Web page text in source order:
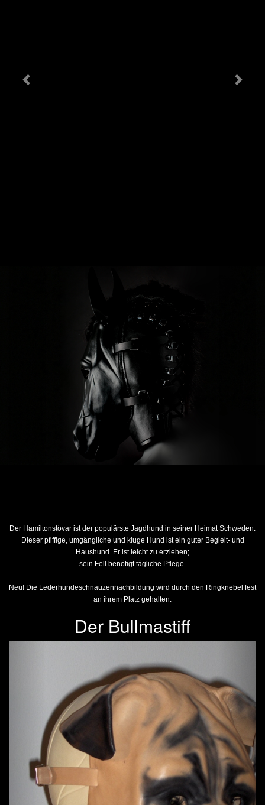
Der Hamiltonstövar ist der populärste Jagdhund in seiner Heimat Schweden.
Dieser pfiffige, umgängliche und kluge Hund ist ein guter Begleit- und
Haushund. Er ist leicht zu erziehen;
sein Fell benötigt tägliche Pflege.
Neu! Die Lederhundeschnauzennachbildung wird durch den Ringknebel fest
an ihrem Platz gehalten.
Der Bullmastiff